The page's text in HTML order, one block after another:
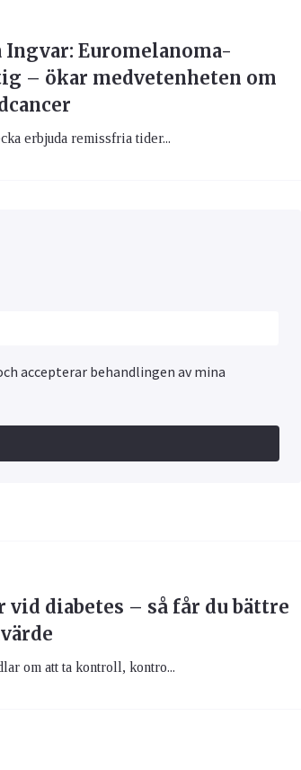
Ingvar: Euromelanoma-
– ökar medvetenheten om
erbjuda remissfria tider...
accepterar behandlingen av mina
diabetes – så får du bättre
om att ta kontroll, kontro...